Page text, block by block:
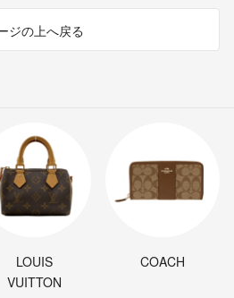
ジの上へ戻る
LOUIS
VUITTON
COACH